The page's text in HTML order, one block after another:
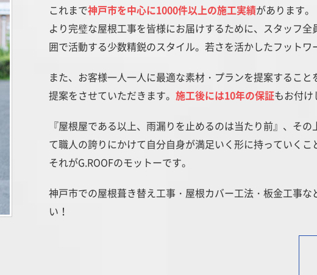
これまで神戸市を中心に1000件以上の施工実績があります。
より完璧な屋根工事を皆様にお届けするために、スタッフ
囲で活動する少数精鋭のスタイル。若さを活かしたフットワ
また、お客様一人一人に最適な素材・プランを提案するこ
提案をさせていただきます。施工後には10年の保証もお付け
『屋根屋である以上、雨漏りを止めるのは当たり前』、そ
て職人の誇りにかけて自分自身が満足いく形に持っていくこ
それがG.ROOFのモットーです。
神戸市での屋根葺き替え工事・屋根カバー工法・板金工事な
い！